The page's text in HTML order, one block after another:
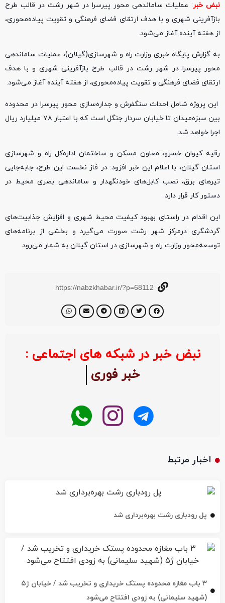
نبض خبر: عملیات ساماندهی محور پیرسرا در شهر رشت در قالب طرح
بازآفرینی شهری و با هدف ارتقای فضای فرهنگی و تقویت پیاده‌محوری،
از هفته آینده آغاز می‌شود.
به گزارش پایگاه خبری وزارت راه و شهرسازی(گیلان)، عملیات ساماندهی
محور پیرسرا در شهر رشت در قالب طرح بازآفرینی شهری و با هدف
ارتقای فضای فرهنگی و تقویت پیاده‌محوری، از هفته آینده آغاز می‌شود.
این پروژه شامل احداث سنگفرش و جداره‌سازی محور پیرسرا در محدوده
بین سبزه‌میدان تا خیابان سردار جنگل است که با اعتبار ۷۸ میلیارد ریال
اجرا خواهد شد.
رقیه کیوان خسرو، معاون مسکن و ساختمان اداره‌کل راه و شهرسازی
استان گیلان، با اعلام این خبر افزود: در فاز نخست این طرح، جابه‌جایی
تیرهای برق، نصب کابل‌های خودنگهدار و ساماندهی بصری محیط در
دستور کار قرار دارد.
این اقدام در راستای بهبود کیفیت محیط شهری و افزایش جذابیت‌های
گردشگری درمرکز شهر رشت صورت می‌گیرد و بخشی از برنامه‌های
توسعه‌محور وزارت راه و شهرسازی در استان گیلان به شمار می‌رود.
https://nabzkhabar.ir/?p=68112
نبض خبر در شبکه های اجتماعی :
خبر فوری
اخبار مرتبط
پل رودباری رشت بهره‌برداری شد
۳ باب مغازه محدوده پستک خریداری و تخریب شد / خیابان ژ۵
(شهید سلیمانی) به زودی افتتاح می‌شود